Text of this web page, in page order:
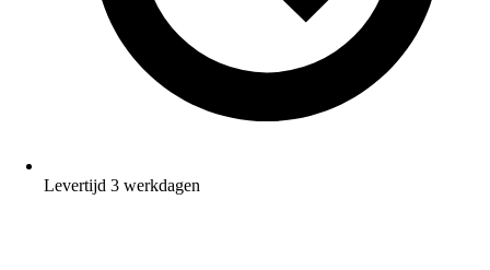
Levertijd 3 werkdagen